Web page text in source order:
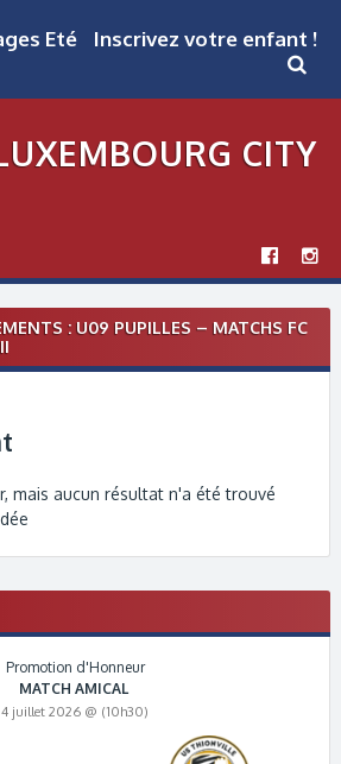
Eté Inscrivez votre enfant !
CITY
: U09 PUPILLES – MATCHS FC
mais aucun résultat n'a été trouvé
Promotion d'Honneur
MATCH AMICAL
4 juillet 2026 @ (10h30)